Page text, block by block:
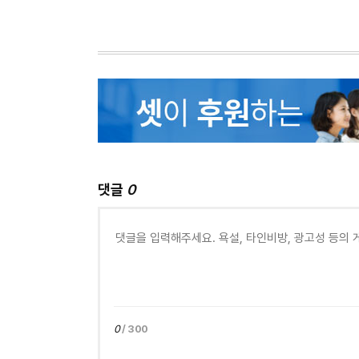
댓글 0
0/ 300